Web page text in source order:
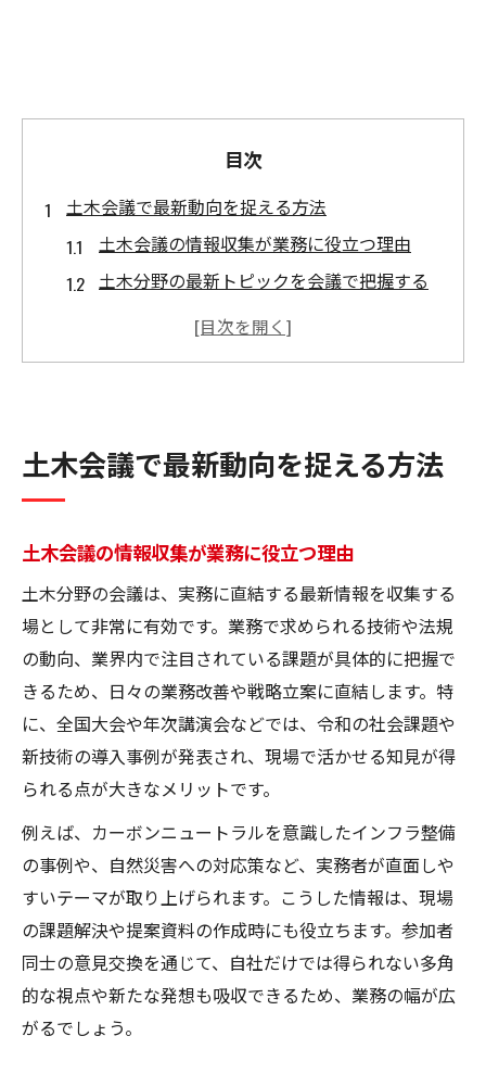
目次
土木会議で最新動向を捉える方法
土木会議の情報収集が業務に役立つ理由
土木分野の最新トピックを会議で把握する
土木会議で注目される技術変化の見極め方
知る
全国大会の論文発表で土木分野を深掘りす
る
土木学会全国大会2025・2026の注目ポイン
ト
土木会議で話題の年次講演会情報まとめ
全国大会の過去事例から土木の変遷を学ぶ
土木会議参加で得られる研究のヒント集
土木分野の人脈形成に会議が有効な理由
土木学会委員会活動への参加メリット
土木会議が研究テーマの発展に与える影響
会議室での交流が土木研究に活きる場面
論文発表を成功に導く土木会議活用術
土木会議で最新動向を捉える方法
土木会議の情報収集が業務に役立つ理由
土木分野の会議は、実務に直結する最新情報を収集する
場として非常に有効です。業務で求められる技術や法規
の動向、業界内で注目されている課題が具体的に把握で
きるため、日々の業務改善や戦略立案に直結します。特
に、全国大会や年次講演会などでは、令和の社会課題や
新技術の導入事例が発表され、現場で活かせる知見が得
られる点が大きなメリットです。
例えば、カーボンニュートラルを意識したインフラ整備
の事例や、自然災害への対応策など、実務者が直面しや
すいテーマが取り上げられます。こうした情報は、現場
の課題解決や提案資料の作成時にも役立ちます。参加者
同士の意見交換を通じて、自社だけでは得られない多角
的な視点や新たな発想も吸収できるため、業務の幅が広
がるでしょう。